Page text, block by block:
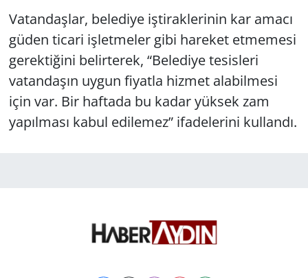
Vatandaşlar, belediye iştiraklerinin kar amacı
güden ticari işletmeler gibi hareket etmemesi
gerektiğini belirterek, “Belediye tesisleri
vatandaşın uygun fiyatla hizmet alabilmesi
için var. Bir haftada bu kadar yüksek zam
yapılması kabul edilemez” ifadelerini kullandı.